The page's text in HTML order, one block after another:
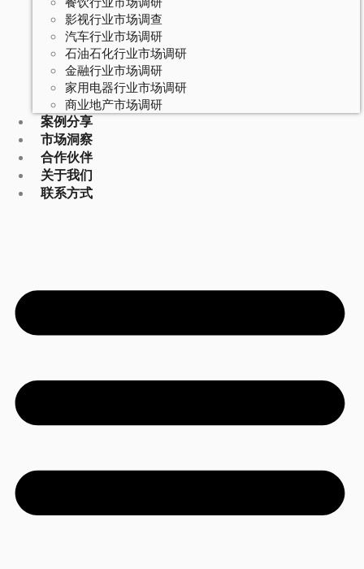
影视行业市场调查
汽车行业市场调研
石油石化行业市场调研
金融行业市场调研
家用电器行业市场调研
商业地产市场调研
案例分享
市场洞察
合作伙伴
关于我们
联系方式